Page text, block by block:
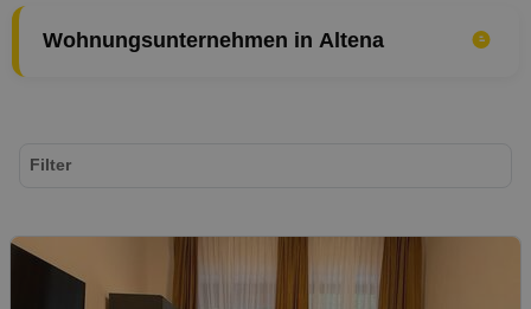
Wohnungsunternehmen in Altena
Filter